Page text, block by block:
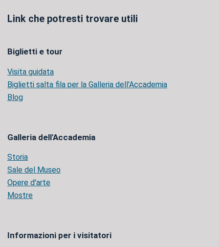
Link che potresti trovare utili
Biglietti e tour
Visita guidata
Biglietti salta fila per la Galleria dell'Accademia
Blog
Galleria dell'Accademia
Storia
Sale del Museo
Opere d'arte
Mostre
Informazioni per i visitatori